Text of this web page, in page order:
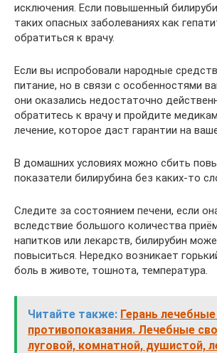
исключения. Если повышенный
таких опасных заболеваниях как
обратиться к врачу.
Если вы испробовали народные
питание, но в связи с особенностями
они оказались недостаточно
обратитесь к врачу и пройдите
лечение, которое даст гарантии на
В домашних условиях можно сбить
показатели билирубина без каких-то
Следите за состоянием печени, если
вследствие большого количества
напитков или лекарств, билирубин
повыситься. Нередко возникает
боль в животе, тошнота, температура.
Читайте также: Герань
противопоказания. Лечебные
луговой, комнатной, душистой,